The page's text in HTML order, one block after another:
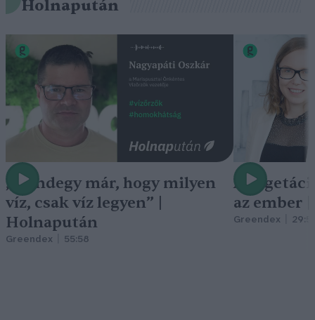
Holnapután
„Mindegy már, hogy milyen
víz, csak víz legyen” |
Holnapután
Greendex 55:58
A
az ember
Greendex